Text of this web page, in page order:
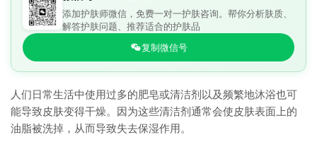
添加护肤师微信，免费一对一护肤咨询。帮你分析肤质、
解答护肤问题、推荐适合的护肤品
复制微信号
人们日常生活中使用过多的肥皂或清洁剂以及频繁地沐浴也可
能导致皮肤变得干燥。因为这些清洁剂通常会使皮肤表面上的
油脂被洗掉，从而导致失去保湿作用。